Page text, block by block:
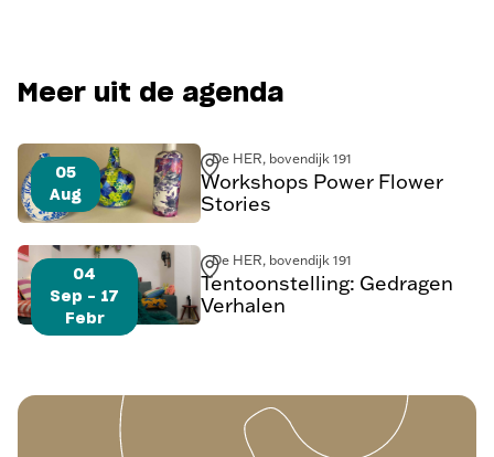
Meer uit de agenda
05
Aug
De HER, bovendijk 191
Workshops Power Flower
Stories
04
Sep - 17
Febr
De HER, bovendijk 191
Tentoonstelling: Gedragen
Verhalen